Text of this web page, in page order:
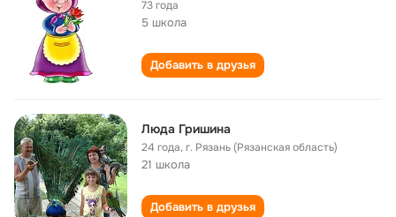
73 года
5 школа
Добавить в друзья
Люда Гришина
24 года,г. Рязань (Рязанская область)
21 школа
Добавить в друзья